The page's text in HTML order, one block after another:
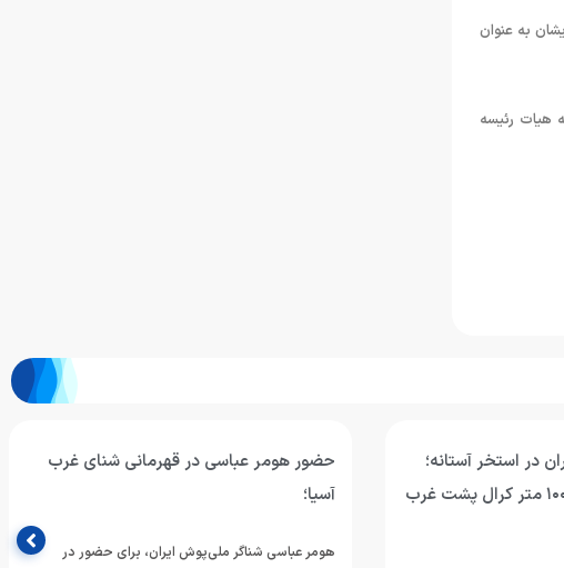
به عنوان
هیات رئیسه
استخر آستانه؛
هومر عباسی قهرمان ۱۰۰ متر کرال پشت غرب
حضور هومر عباسی در قهرمانی شنای غرب
آسیا؛
هومر عباسی شناگر ملی‌پوش ایران، برای حضور در